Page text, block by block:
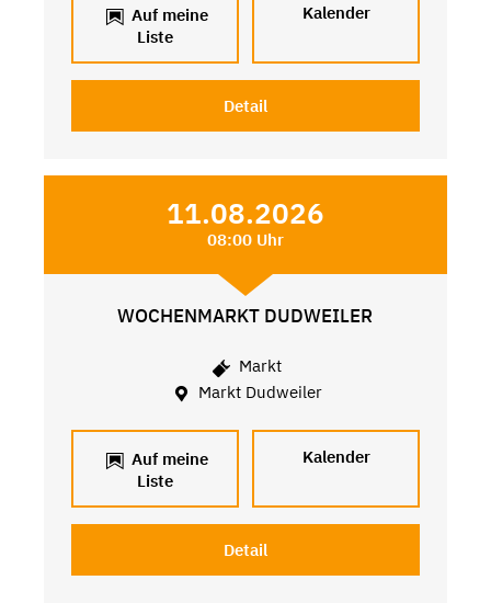
Auf meine
Liste
Kalender
Detail
11.08.2026
08:00 Uhr
WOCHENMARKT DUDWEILER
Markt
Markt Dudweiler
Auf meine
Liste
Kalender
Detail